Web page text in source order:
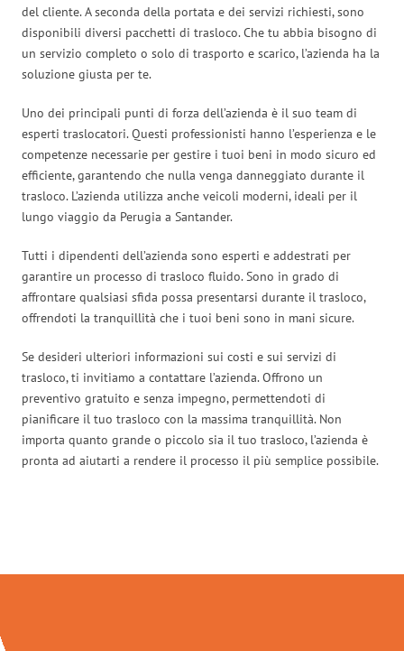
del cliente. A seconda della portata e dei servizi richiesti, sono
disponibili diversi pacchetti di trasloco. Che tu abbia bisogno di
un servizio completo o solo di trasporto e scarico, l’azienda ha la
soluzione giusta per te.
Uno dei principali punti di forza dell’azienda è il suo team di
esperti traslocatori. Questi professionisti hanno l’esperienza e le
competenze necessarie per gestire i tuoi beni in modo sicuro ed
efficiente, garantendo che nulla venga danneggiato durante il
trasloco. L’azienda utilizza anche veicoli moderni, ideali per il
lungo viaggio da Perugia a Santander.
Tutti i dipendenti dell’azienda sono esperti e addestrati per
garantire un processo di trasloco fluido. Sono in grado di
affrontare qualsiasi sfida possa presentarsi durante il trasloco,
offrendoti la tranquillità che i tuoi beni sono in mani sicure.
Se desideri ulteriori informazioni sui costi e sui servizi di
trasloco, ti invitiamo a contattare l’azienda. Offrono un
preventivo gratuito e senza impegno, permettendoti di
pianificare il tuo trasloco con la massima tranquillità. Non
importa quanto grande o piccolo sia il tuo trasloco, l’azienda è
pronta ad aiutarti a rendere il processo il più semplice possibile.